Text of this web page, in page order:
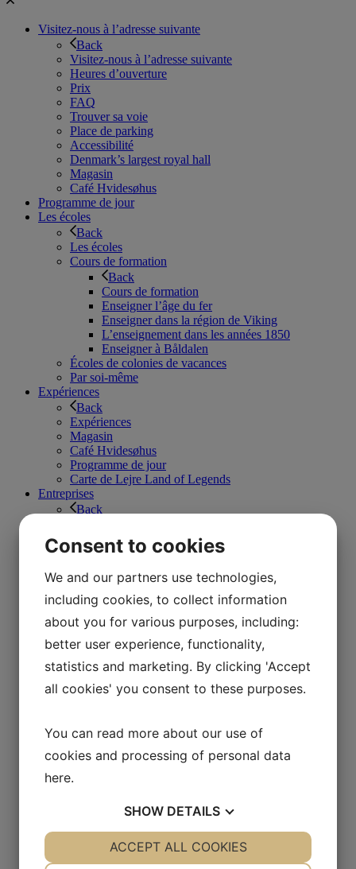
Visitez-nous à l’adresse suivante
Back
Visitez-nous à l’adresse suivante
Heures d’ouverture
Prix
FAQ
Trouver sa voie
Place de parking
Accessibilité
Denmark’s largest royal hall
Magasin
Café Hvidesøhus
Programme de jour
Les écoles
Back
Les écoles
Cours de formation
Back
Cours de formation
Enseigner l’âge du fer
Enseigner dans la région de Viking
L’enseignement dans les années 1850
Enseigner à Båldalen
Écoles de colonies de vacances
Par soi-même
Expériences
Back
Expériences
Magasin
Café Hvidesøhus
Programme de jour
Carte de Lejre Land of Legends
Entreprises
Back
Club des entreprises et sponsors
Soutenir Lejre Land of Legends
Recherche et développement
Back
Recherche et développement
L’âge de pierre
L’âge du fer
L’âge des Vikings
1800s
Les ateliers
Vallée du feu de joie
À propos de Land of Legends
Back
À propos de Land of Legends
Club des entreprises et sponsors
Carte de Lejre Land of Legends
Vision et mission
Soutenir Lejre Land of Legends
Consent to cookies
We and our partners use technologies,
including cookies, to collect information
about you for various purposes, including:
better user experience, functionality,
statistics and marketing. By clicking 'Accept
all cookies' you consent to these purposes.
You can read more about our use of
cookies and processing of personal data
here.
SHOW DETAILS
YES NO YES NO
ACCEPT ALL COOKIES